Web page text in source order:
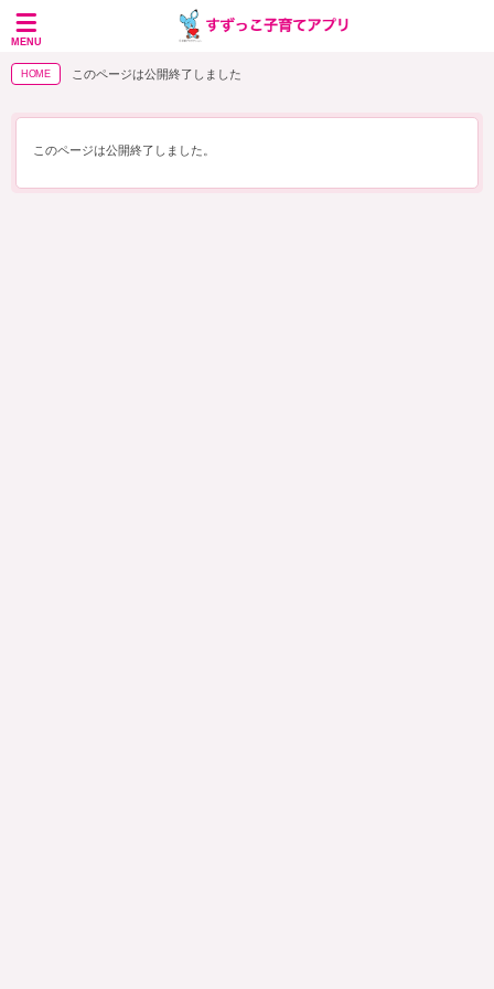
MENU
HOME このページは公開終了しました
このページは公開終了しました。